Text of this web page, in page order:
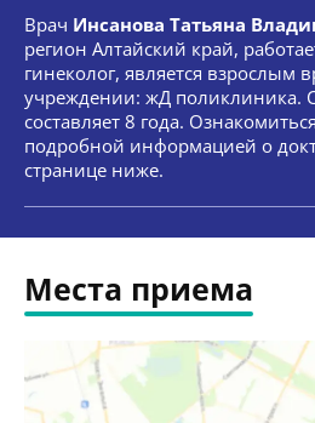
Врач Инсанова Татьяна
регион Алтайский край,
гинеколог, является взрослым
учреждении: жД поликлиника.
составляет 8 года.
подробной информацией о
странице ниже.
Места приема